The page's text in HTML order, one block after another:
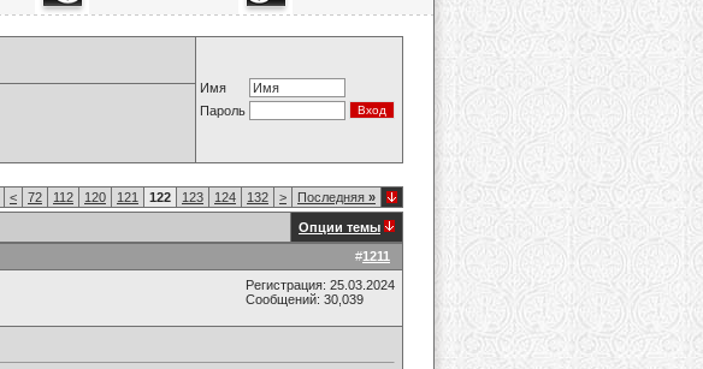
Имя
Пароль
< 72 112 120 121 122 123 124 132 > Последняя »
Опции темы
#1211
Регистрация: 25.03.2024
Сообщений: 30,039